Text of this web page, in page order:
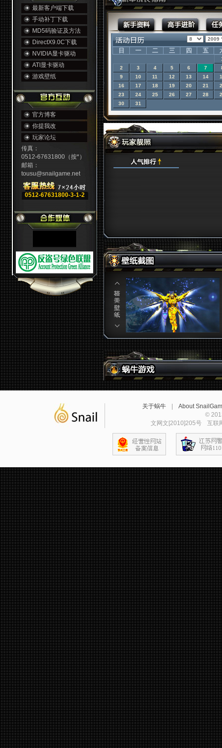
最新客户端下载
手动补丁下载
MD5码验证及方法
DirectX9.0C下载
NVIDIA显卡驱动
ATI显卡驱动
游戏壁纸
官方博客
你提我改
玩家论坛
传真：
0512-67631800（按*）
邮箱：
tousu@snailgame.net
0512-67631800-3-1-2
日 一 二 三 四 五
2
3 4 5 6 7
9
10 11 12 13 14
16
17 18 19 20 21
23
24 25 26 27 28
30
31
关于蜗牛
About
©
文网文[2010]205号
互联